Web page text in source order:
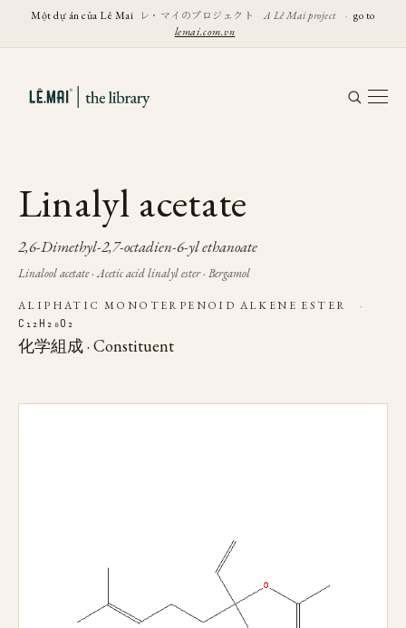
Một dự án của Lê Mai レ・マイのプロジェクト A Lê Mai project · go to
lemai.com.vn
Linalyl acetate
2,6-Dimethyl-2,7-octadien-6-yl ethanoate
Linalool acetate · Acetic acid linalyl ester · Bergamol
ALIPHATIC MONOTERPENOID ALKENE ESTER
·
C₁₂H₂₀O₂
化学組成 · Constituent